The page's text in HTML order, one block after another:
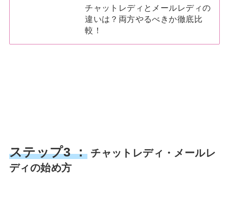
チャットレディとメールレディの
違いは？両方やるべきか徹底比
較！
ステップ3 ：チャットレディ・メールレ
ディの始め方